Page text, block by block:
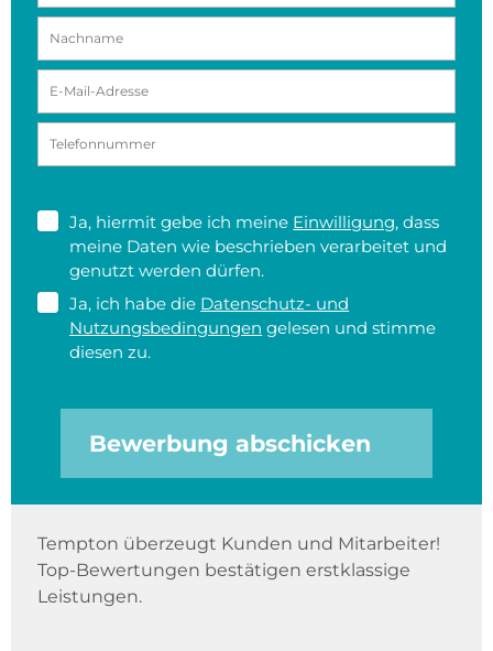
Ja, hiermit gebe ich meine Einwilligung, dass
meine Daten wie beschrieben verarbeitet und
genutzt werden dürfen.
Ja, ich habe die Datenschutz- und
Nutzungsbedingungen gelesen und stimme
diesen zu.
Bewerbung abschicken
Tempton überzeugt Kunden und Mitarbeiter!
Top-Bewertungen bestätigen erstklassige
Leistungen.